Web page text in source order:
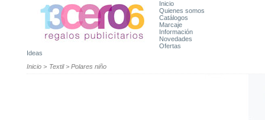
Inicio
Quienes somos
Catálogos
Marcaje
Información
Novedades
Ofertas
Ideas
Inicio > Textil > Polares niño